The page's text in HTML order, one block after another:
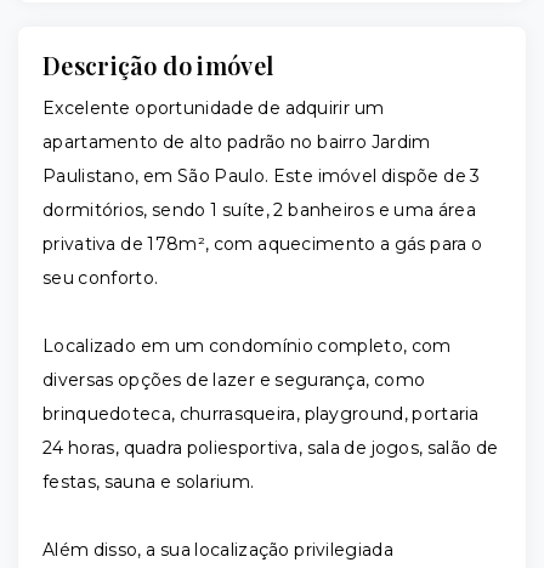
Descrição do imóvel
Excelente oportunidade de adquirir um
apartamento de alto padrão no bairro Jardim
Paulistano, em São Paulo. Este imóvel dispõe de 3
dormitórios, sendo 1 suíte, 2 banheiros e uma área
privativa de 178m², com aquecimento a gás para o
seu conforto.
Localizado em um condomínio completo, com
diversas opções de lazer e segurança, como
brinquedoteca, churrasqueira, playground, portaria
24 horas, quadra poliesportiva, sala de jogos, salão de
festas, sauna e solarium.
Além disso, a sua localização privilegiada